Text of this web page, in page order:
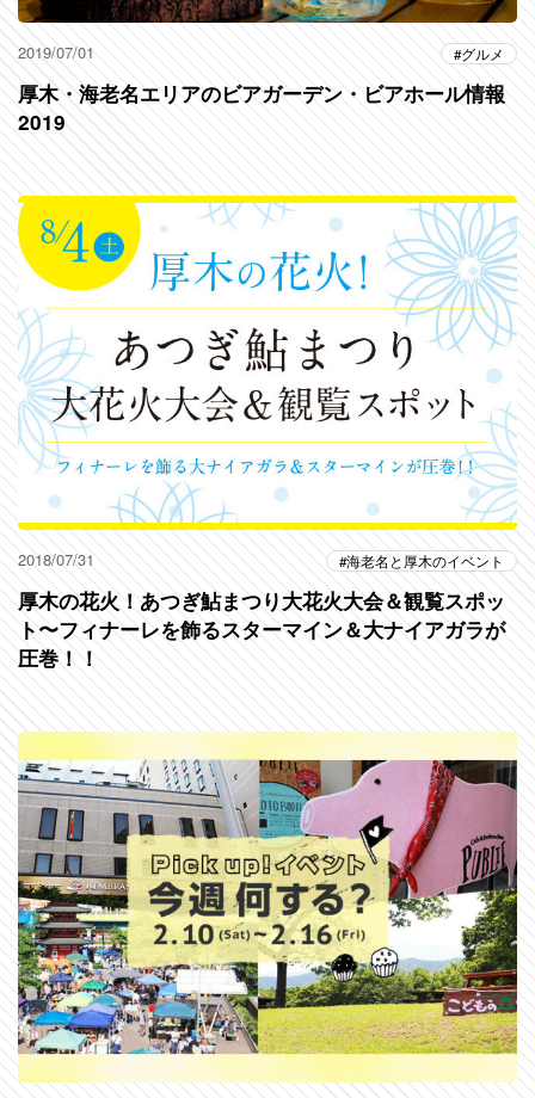
2019/07/01 グルメ
厚木・海老名エリアのビアガーデン・ビアホール情報
2019
2018/07/31 海老名と厚木のイベント
厚木の花火！あつぎ鮎まつり大花火大会＆観覧スポッ
ト〜フィナーレを飾るスターマイン＆大ナイアガラが
圧巻！！